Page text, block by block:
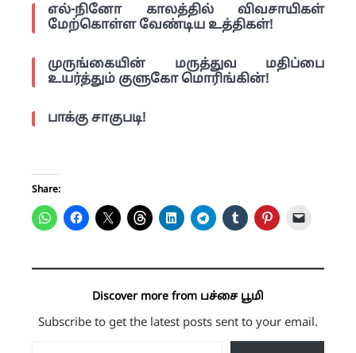
எல்-நினோ காலத்தில் விவசாயிகள்
மேற்கொள்ள வேண்டிய உத்திகள்!
முருங்கையின் மருத்துவ மதிப்பை
உயர்த்தும் குளுகோ மொரிங்கின்!
பாக்கு சாகுபடி!
Share:
Discover more from பச்சை பூமி
Subscribe to get the latest posts sent to your email.